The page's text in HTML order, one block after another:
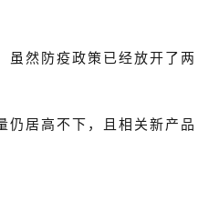
虽然防疫政策已经放开了两
仍居高不下，且相关新产品